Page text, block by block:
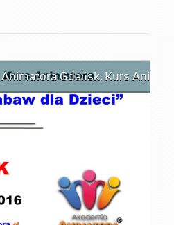
Gdańsk, Kurs